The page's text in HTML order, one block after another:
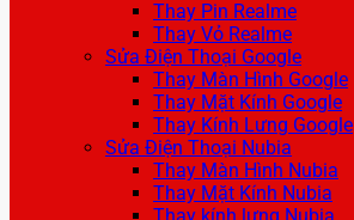
Thay Pin Realme
Thay Vỏ Realme
Sửa Điện Thoại Google
Thay Màn Hình Google
Thay Mặt Kính Google
Thay Kính Lưng Google
Sửa Điện Thoại Nubia
Thay Màn Hình Nubia
Thay Mặt Kính Nubia